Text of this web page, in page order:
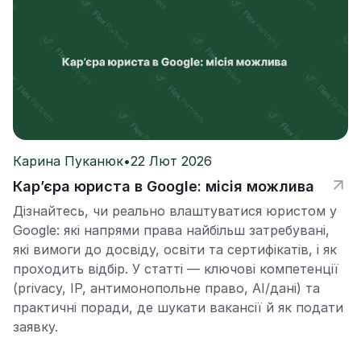
Карина Пуканюк•22 Лют 2026
Кар’єра юриста в Google: місія можлива
Дізнайтесь, чи реально влаштуватися юристом у
Google: які напрями права найбільш затребувані,
які вимоги до досвіду, освіти та сертифікатів, і як
проходить відбір. У статті — ключові компетенції
(privacy, IP, антимонопольне право, AI/дані) та
практичні поради, де шукати вакансії й як подати
заявку.